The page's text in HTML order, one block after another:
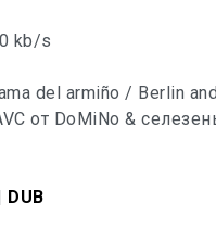
kb/s
DUB